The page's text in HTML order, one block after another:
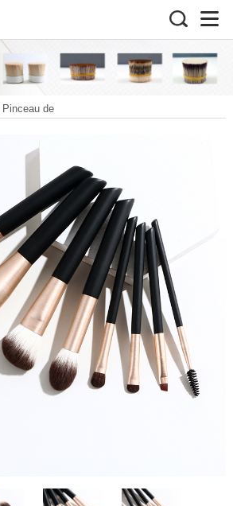
Pinceau de